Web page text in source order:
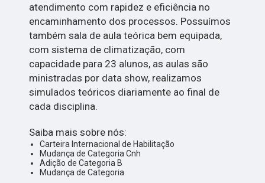
atendimento com rapidez e eficiência no
encaminhamento dos processos. Possuímos
também sala de aula teórica bem equipada,
com sistema de climatização, com
capacidade para 23 alunos, as aulas são
ministradas por data show, realizamos
simulados teóricos diariamente ao final de
cada disciplina.
Saiba mais sobre nós:
Carteira Internacional de Habilitação
Mudança de Categoria Cnh
Adição de Categoria B
Mudança de Categoria